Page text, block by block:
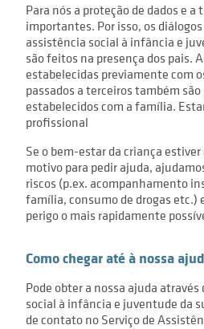
Para nós a proteção de dados e
importantes. Por isso, os
assistência social à infância e
são feitos na presença dos pais.
estabelecidas previamente com
passados a terceiros também
estabelecidos com a família.
profissional
Se o bem-estar da criança
motivo para pedir ajuda,
riscos (p.ex. acompanhamento
família, consumo de drogas etc.)
perigo o mais rapidamente
Como chegar até à nossa
Pode obter a nossa ajuda
social à infância e juventude da
de contato no Serviço de